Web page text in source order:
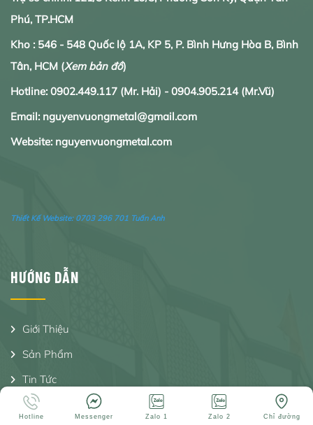
Phú, TP.HCM
Kho : 546 - 548 Quốc lộ 1A, KP 5, P. Bình Hưng Hòa B, Bình
Tân, HCM (Xem bản đồ)
Hotline: 0902.449.117 (Mr. Hải) - 0904.905.214(Mr.Vũ)
Email: nguyenvuongmetal@gmail.com
Website: nguyenvuongmetal.com
Thiết Kế Website: 0703 296 701 Tuấn Anh
HƯỚNG DẪN
Giới Thiệu
Sản Phẩm
Tin Tức
Tuyển Dụng
Hotline Messenger Zalo 1 Zalo 2 Chỉ đường